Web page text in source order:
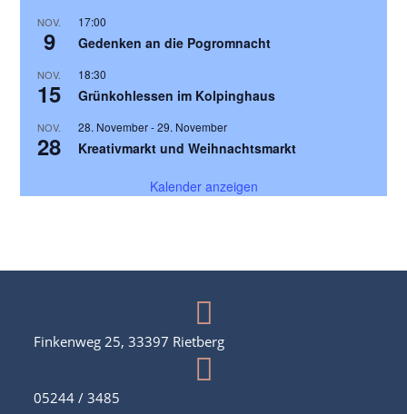
NOV.
9
17:00
Gedenken an die Pogromnacht
NOV.
15
18:30
Grünkohlessen im Kolpinghaus
NOV.
28
28. November-29. November
Kreativmarkt und Weihnachtsmarkt
Kalender anzeigen
Finkenweg 25, 33397 Rietberg
05244 / 3485